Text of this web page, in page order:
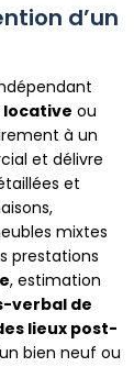
d’un
ou
à un
et délivre
et
mixtes
prestations
, estimation
verbal de
lieux post-
bien neuf ou